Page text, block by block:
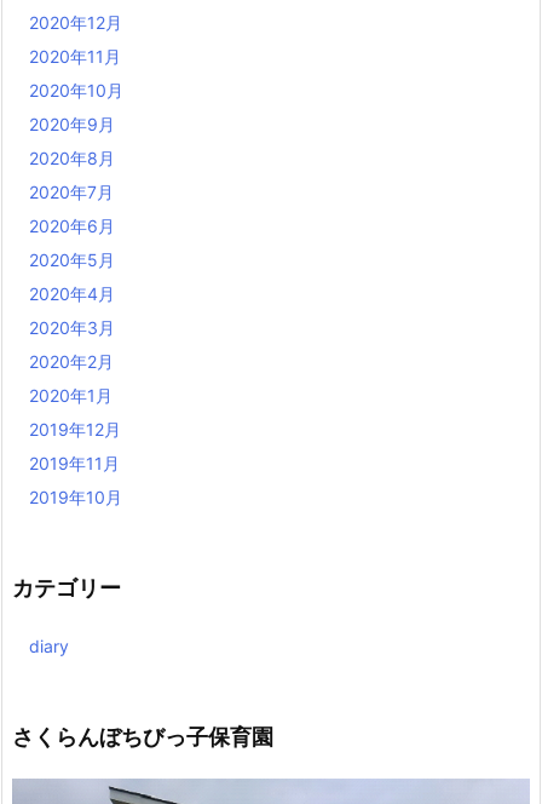
2020年12月
2020年11月
2020年10月
2020年9月
2020年8月
2020年7月
2020年6月
2020年5月
2020年4月
2020年3月
2020年2月
2020年1月
2019年12月
2019年11月
2019年10月
カテゴリー
diary
さくらんぼちびっ子保育園